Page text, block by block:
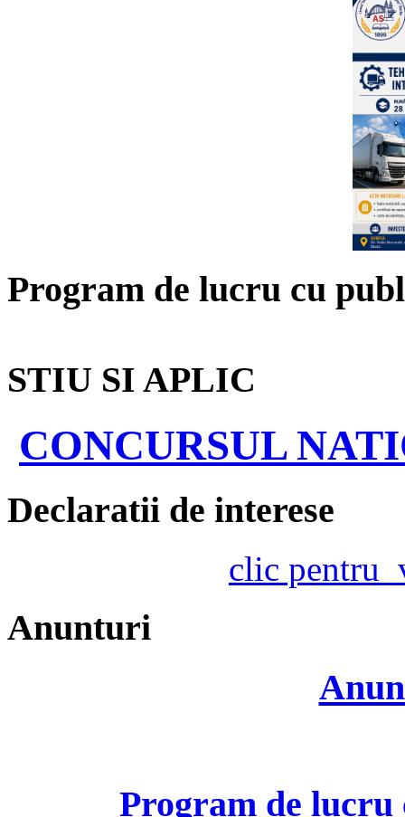
Program de lucru cu
STIU SI APLIC
CONCURSUL
Declaratii de interese
clic pentru
Anunturi
Program de